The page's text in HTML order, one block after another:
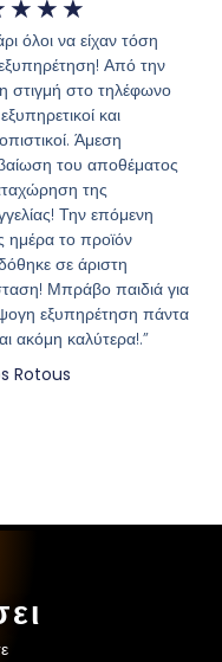
★ ★ ★
όλοι να είχαν τόση
Από την
στιγμή στο τηλέφωνο
και
Άμεση
του αποθέματος
της
Την επόμενη
ημέρα το προϊόν
σε άριστη
Μπράβο παιδιά για
εξυπηρέτηση πάντα
ακόμη καλύτερα!.”
Rotous